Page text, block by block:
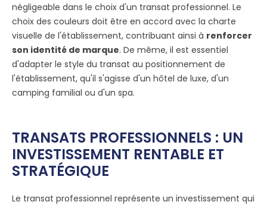
négligeable dans le choix d'un transat professionnel. Le
choix des couleurs doit être en accord avec la charte
visuelle de l'établissement, contribuant ainsi à renforcer
son identité de marque. De même, il est essentiel
d'adapter le style du transat au positionnement de
l'établissement, qu'il s'agisse d'un hôtel de luxe, d'un
camping familial ou d'un spa.
TRANSATS PROFESSIONNELS : UN
INVESTISSEMENT RENTABLE ET
STRATÉGIQUE
Le transat professionnel représente un investissement qui